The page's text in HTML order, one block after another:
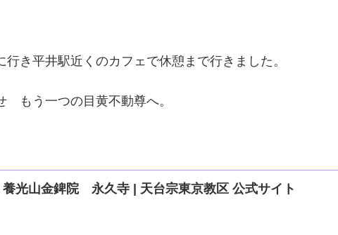
き平井駅近くのカフェで休憩まで行きました。
もう一つの目黄不動尊へ。
養光山金錍院 永久寺 | 天台宗東京教区 公式サイト